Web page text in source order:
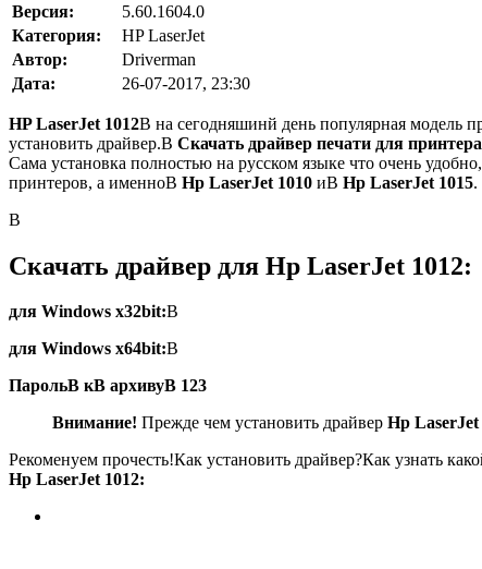
Версия:
5.60.1604.0
Категория:
HP LaserJet
Автор:
Driverman
Дата:
26-07-2017, 23:30
HP LaserJet 1012В на сегодняшинй день популярная модель
установить драйвер.В Скачать драйвер печати для
Сама установка полностью на русском языке что очень
принтеров, а именноВ Hp LaserJet 1010 иВ Hp LaserJet 1015.
В
Скачать драйвер для Hp LaserJet 1012:
для Windows x32bit:В
для Windows x64bit:В
ПарольВ кВ архивуВ 123
Внимание! Прежде чем установить драйвер Hp LaserJet
Рекоменуем прочесть!Как установить драйвер?Как узнать
Hp LaserJet 1012: